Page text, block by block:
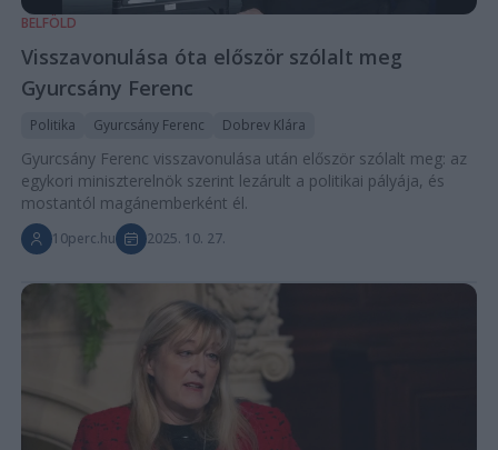
BELFÖLD
Visszavonulása óta először szólalt meg
Gyurcsány Ferenc
Politika Gyurcsány Ferenc Dobrev Klára
Gyurcsány Ferenc visszavonulása után először szólalt meg: az
egykori miniszterelnök szerint lezárult a politikai pályája, és
mostantól magánemberként él.
10perc.hu 2025. 10. 27.